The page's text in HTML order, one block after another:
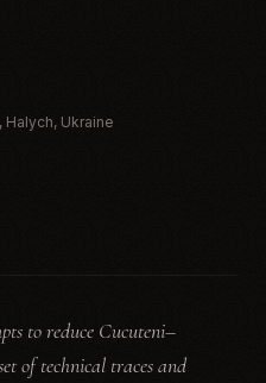
Halych, Ukraine
to reduce Cucuteni–
of technical traces and